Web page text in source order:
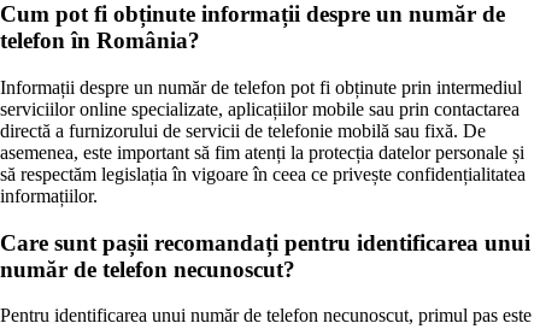
Cum pot fi obținute informații despre un număr de
telefon în România?
Informații despre un număr de telefon pot fi obținute prin intermediul
serviciilor online specializate, aplicațiilor mobile sau prin contactarea
directă a furnizorului de servicii de telefonie mobilă sau fixă. De
asemenea, este important să fim atenți la protecția datelor personale și
să respectăm legislația în vigoare în ceea ce privește confidențialitatea
informațiilor.
Care sunt pașii recomandați pentru identificarea unui
număr de telefon necunoscut?
Pentru identificarea unui număr de telefon necunoscut, primul pas este